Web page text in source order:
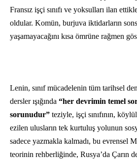
Fransız işçi sınıfı ve yoksulları ilan
oldular. Komün, burjuva iktidarların
yaşamayacağını kısa ömrüne rağmen
Lenin, sınıf mücadelenin tüm tarihsel
dersler ışığında “her devrimin temel
sorunudur” teziyle, işçi sınıfının,
ezilen ulusların tek kurtuluş yolunun
sadece yazmakla kalmadı, bu evrensel
teorinin rehberliğinde, Rusya’da Çarın